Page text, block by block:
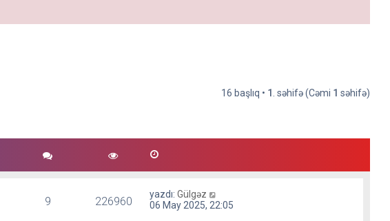
16 başlıq • 1 . səhifə (Cəmi 1 səhifə)
9 226960 yazdı:Gülgəz
06 May 2025, 22:05